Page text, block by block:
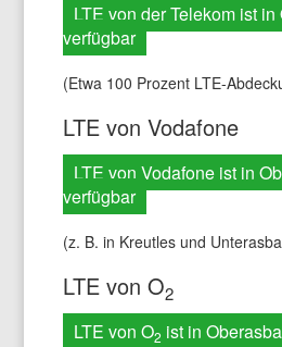
LTE von der Telekom ist
verfügbar
(Etwa 100 Prozent LTE-
LTE von Vodafone
LTE von Vodafone ist in
verfügbar
(z. B. in Kreutles und
LTE von O2
LTE von O2 ist in